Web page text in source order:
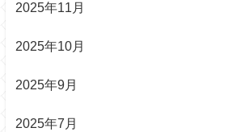
2025年11月
2025年10月
2025年9月
2025年7月